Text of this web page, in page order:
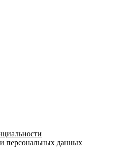
персональных данных